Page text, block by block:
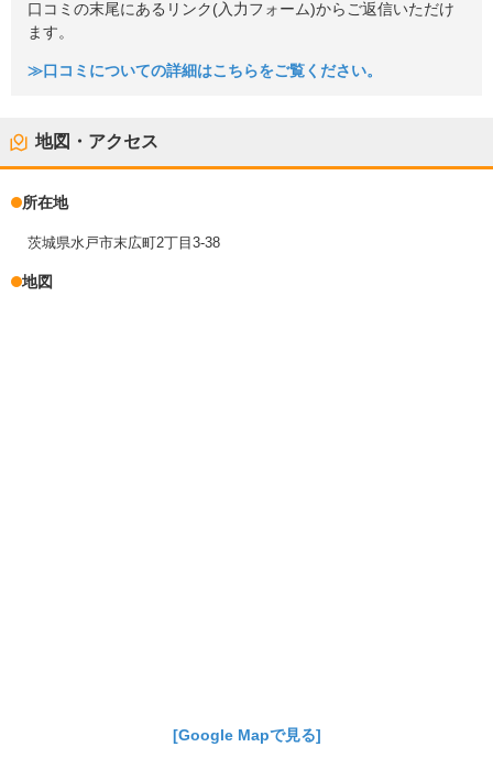
口コミの末尾にあるリンク(入力フォーム)からご返信いただけ
ます。
≫口コミについての詳細はこちらをご覧ください。
地図・アクセス
所在地
茨城県水戸市末広町2丁目3-38
地図
[Google Mapで見る]